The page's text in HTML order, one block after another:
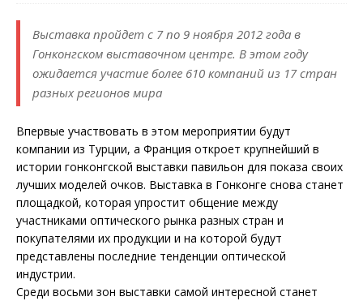
Выставка пройдет с 7 по 9 ноября 2012 года в
Гонконгском выставочном центре. В этом году
ожидается участие более 610 компаний из 17 стран
разных регионов мира
Впервые участвовать в этом мероприятии будут
компании из Турции, а Франция откроет крупнейший в
истории гонконгской выставки павильон для показа своих
лучших моделей очков. Выставка в Гонконге снова станет
площадкой, которая упростит общение между
участниками оптического рынка разных стран и
покупателями их продукции и на которой будут
представлены последние тенденции оптической
индустрии.
Среди восьми зон выставки самой интересной станет